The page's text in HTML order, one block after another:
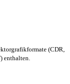
(CDR,
enthalten.